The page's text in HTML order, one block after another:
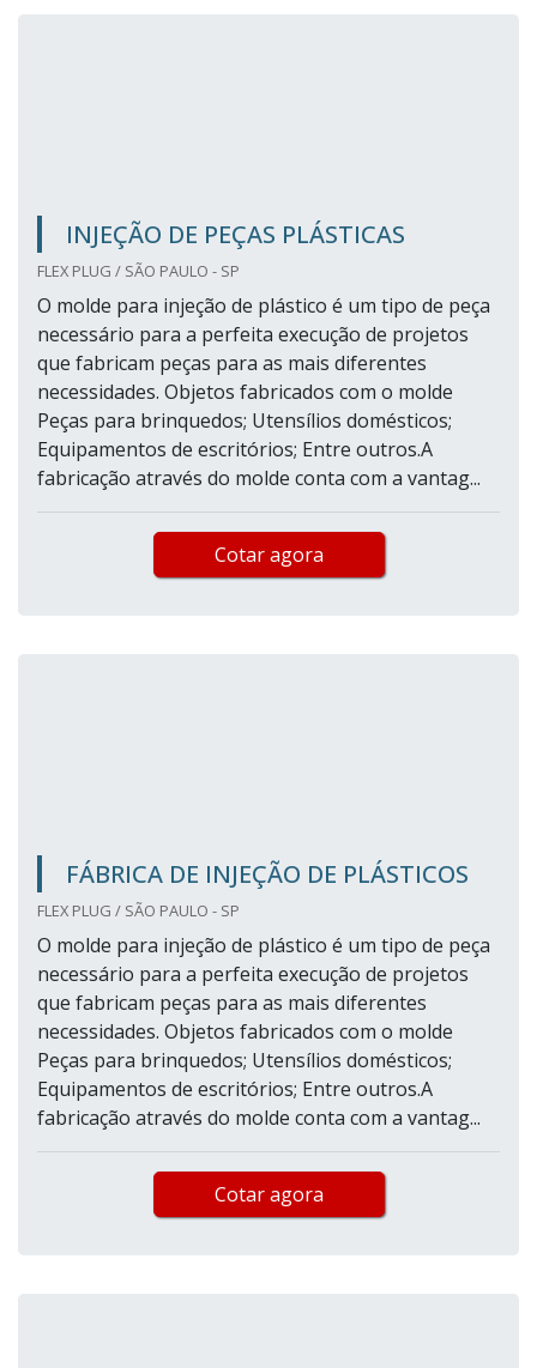
INJEÇÃO DE PEÇAS PLÁSTICAS
FLEX PLUG / SÃO PAULO - SP
O molde para injeção de plástico é um tipo de peça
necessário para a perfeita execução de projetos
que fabricam peças para as mais diferentes
necessidades. Objetos fabricados com o molde
Peças para brinquedos; Utensílios domésticos;
Equipamentos de escritórios; Entre outros.A
fabricação através do molde conta com a vantag...
Cotar agora
FÁBRICA DE INJEÇÃO DE PLÁSTICOS
FLEX PLUG / SÃO PAULO - SP
O molde para injeção de plástico é um tipo de peça
necessário para a perfeita execução de projetos
que fabricam peças para as mais diferentes
necessidades. Objetos fabricados com o molde
Peças para brinquedos; Utensílios domésticos;
Equipamentos de escritórios; Entre outros.A
fabricação através do molde conta com a vantag...
Cotar agora